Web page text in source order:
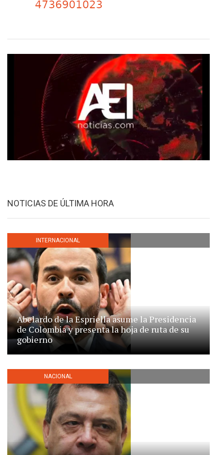
NOTICIAS DE ÚLTIMA HORA
INTERNACIONAL
Abelardo de la Espriella asume la Presidencia
de Colombia y presenta la hoja de ruta de su
gobierno
NACIONAL